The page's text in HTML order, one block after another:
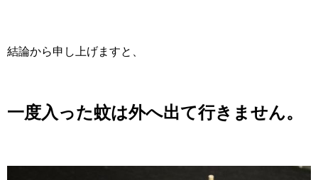
結論から申し上げますと、
一度入った蚊は外へ出て行きません。